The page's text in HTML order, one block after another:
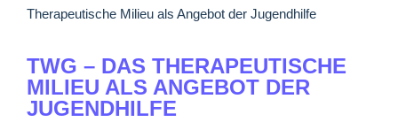
Therapeutische Milieu als Angebot der Jugendhilfe
TWG – DAS THERAPEUTISCHE
MILIEU ALS ANGEBOT DER
JUGENDHILFE